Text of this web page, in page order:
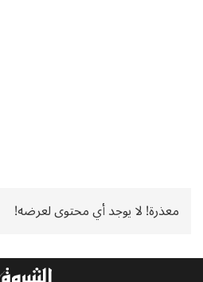
معذرة! لا يوجد أي محتوى لعرضه!